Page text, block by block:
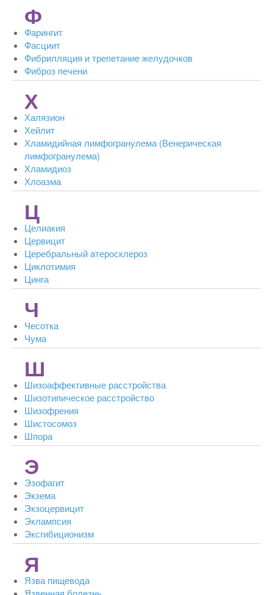
Ф
Фарингит
Фасциит
Фибрилляция и трепетание желудочков
Фиброз печени
Х
Халязион
Хейлит
Хламидийная лимфогранулема (Венерическая
лимфогранулема)
Хламидиоз
Хлоазма
Ц
Целиакия
Цервицит
Церебральный атеросклероз
Циклотимия
Цинга
Ч
Чесотка
Чума
Ш
Шизоаффективные расстройства
Шизотипическое расстройство
Шизофрения
Шистосомоз
Шпора
Э
Эзофагит
Экзема
Экзоцервицит
Эклампсия
Эксгибиционизм
Я
Язва пищевода